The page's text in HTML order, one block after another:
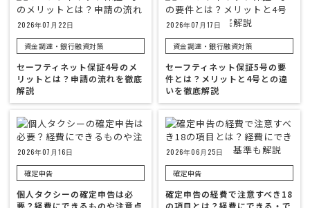
2026年07月22日
資金調達・銀行融資対策
セーフティネット保証4号のメ
リットとは？申請の流れを徹底
解説
2026年07月17日
資金調達・銀行融資対策
セーフティネット保証5号の要
件とは？メリットと4号との違
いを徹底解説
2026年07月16日
確定申告
個人タクシーの確定申告は必
2026年06月25日
確定申告
確定申告の経費で注意すべき18